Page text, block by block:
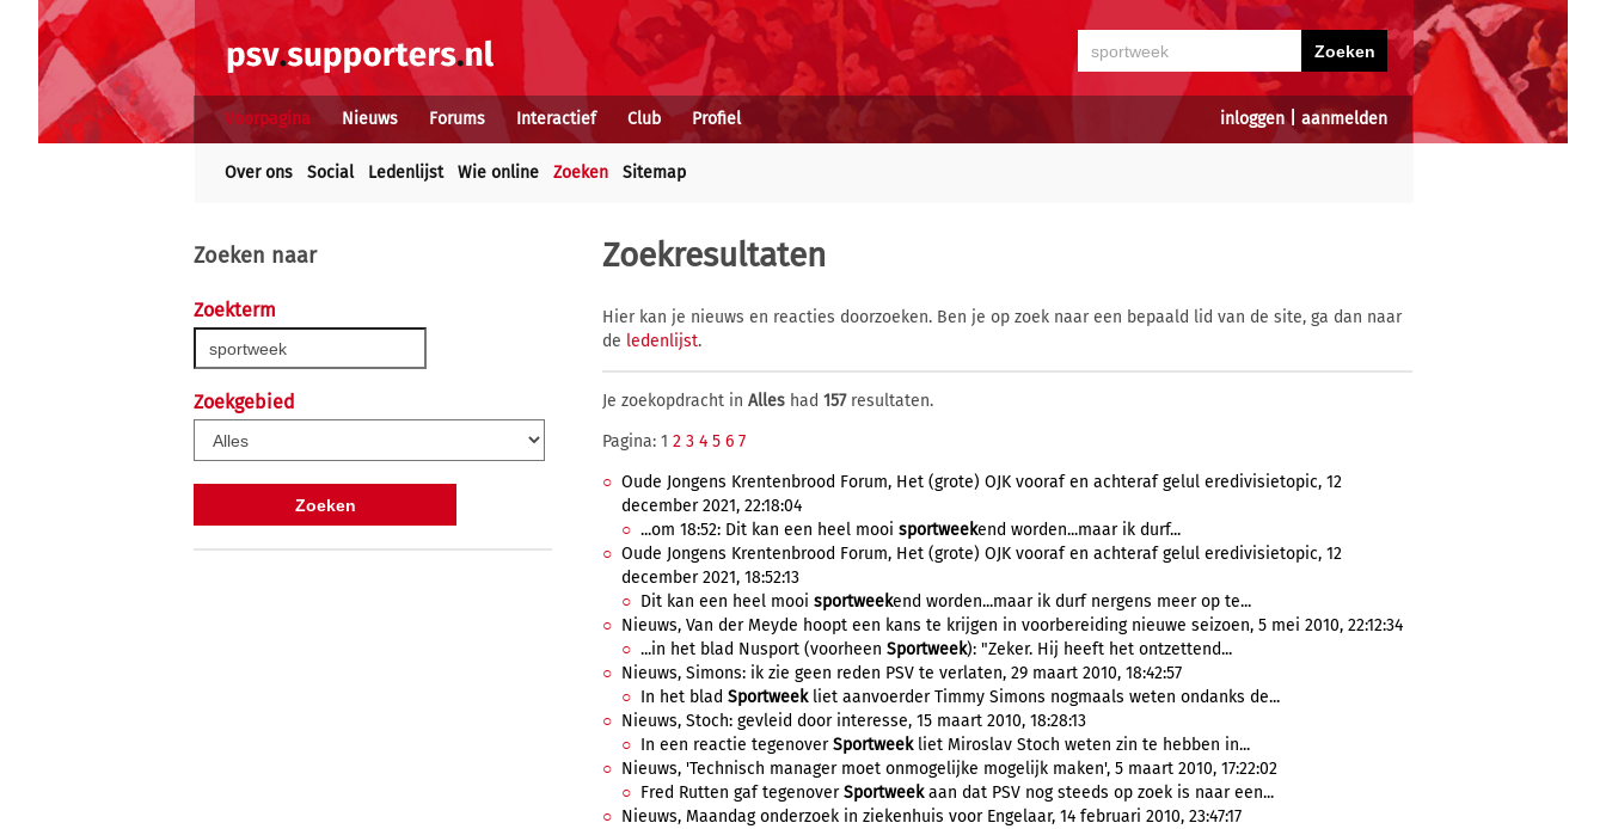
inloggen| aanmelden
Voorpagina Nieuws Forums Interactief Club Profiel
Over ons Social Ledenlijst Wie online Zoeken Sitemap
Zoeken naar
Zoekterm
Zoekgebied
Zoekresultaten
Hier kan je nieuws en reacties doorzoeken. Ben je op zoek naar een bepaald lid van de site, ga dan naar
de ledenlijst.
Je zoekopdracht in Alles had 157resultaten.
Pagina: 1 2 3 4 5 6 7
Oude Jongens Krentenbrood Forum, Het (grote) OJK vooraf en achteraf gelul eredivisietopic, 12
december 2021, 22:18:04
...om 18:52: Dit kan een heel mooi sportweekend worden...maar ik durf...
Oude Jongens Krentenbrood Forum, Het (grote) OJK vooraf en achteraf gelul eredivisietopic, 12
december 2021, 18:52:13
Dit kan een heel mooi sportweekend worden...maar ik durf nergens meer op te...
Nieuws, Van der Meyde hoopt een kans te krijgen in voorbereiding nieuwe seizoen, 5 mei 2010, 22:12:34
...in het blad Nusport (voorheen Sportweek): "Zeker. Hij heeft het ontzettend...
Nieuws, Simons: ik zie geen reden PSV te verlaten, 29 maart 2010, 18:42:57
In het blad Sportweekliet aanvoerder Timmy Simons nogmaals weten ondanks de...
Nieuws, Stoch: gevleid door interesse, 15 maart 2010, 18:28:13
In een reactie tegenoverSportweekliet Miroslav Stoch weten zin te hebben in...
Nieuws, 'Technisch manager moet onmogelijke mogelijk maken', 5 maart 2010, 17:22:02
Fred Rutten gaf tegenoverSportweekaan dat PSV nog steeds op zoek is naar een...
Nieuws, Maandag onderzoek in ziekenhuis voor Engelaar, 14 februari 2010, 23:47:17